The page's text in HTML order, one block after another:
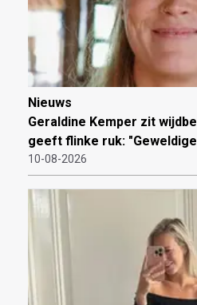
Nieuws
Geraldine Kemper zit
geeft flinke ruk:
10-08-2026